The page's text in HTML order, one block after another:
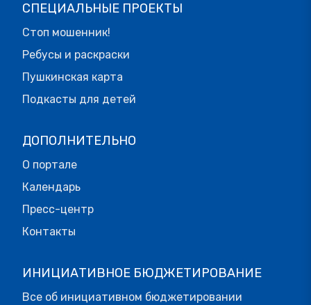
СПЕЦИАЛЬНЫЕ ПРОЕКТЫ
Стоп мошенник!
Ребусы и раскраски
Пушкинская карта
Подкасты для детей
ДОПОЛНИТЕЛЬНО
О портале
Календарь
Пресс-центр
Контакты
ИНИЦИАТИВНОЕ БЮДЖЕТИРОВАНИЕ
Все об инициативном бюджетировании